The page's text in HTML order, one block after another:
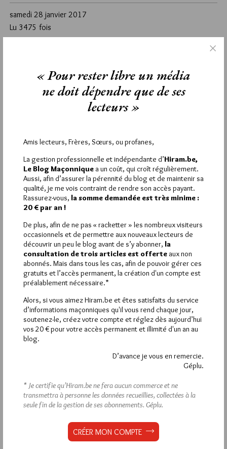
samedi 28 janvier 2017
Un commentaire
Lu 3475 fois
REAA, en effet, il est bleu entouré de rouge !
La rédaction de commentaires est
Si vous souhaitez rédiger des
commentaires, vous devez :
VOUS INSCRIRE
Déjà inscrit(e) ?Connectez-vous
Pirsch.io)
Plus d’informations
Quels sont les articles les plus lus du blog ?
« Pour rester libre un média
ne doit dépendre que de ses
lecteurs »
Amis lecteurs, Frères, Sœurs, ou profanes,
La gestion professionnelle et indépendante d’Hiram.be,
Le Blog Maçonnique a un coût, qui croît régulièrement.
Aussi, afin d’assurer la pérennité du blog et de maintenir sa
qualité, je me vois contraint de rendre son accès payant.
Rassurez-vous, la somme demandée est très minime :
20 € par an !
De plus, afin de ne pas « racketter » les nombreux visiteurs
occasionnels et de permettre aux nouveaux lecteurs de
découvrir un peu le blog avant de s’y abonner, la
consultation de trois articles est offerte aux non
abonnés. Mais dans tous les cas, afin de pouvoir gérer ces
gratuits et l’accès permanent, la création d'un compte est
préalablement nécessaire.*
Alors, si vous aimez Hiram.be et êtes satisfaits du service
d’informations maçonniques qu'il vous rend chaque jour,
soutenez-le, créez votre compte et réglez dès aujourd’hui
vos 20 € pour votre accès permanent et illimité d'un an au
blog.
D’avance je vous en remercie.
Géplu.
* Je certifie qu’Hiram.be ne fera aucun commerce et ne
transmettra à personne les données recueillies, collectées à la
seule fin de la gestion de ses abonnements. Géplu.
CRÉER MON COMPTE